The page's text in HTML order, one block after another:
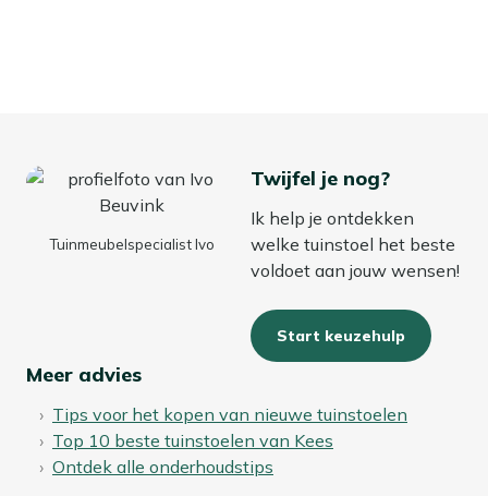
Tuinmeubelspecialist Ivo
Twijfel je nog?
Ik help je ontdekken
welke tuinstoel het beste
voldoet aan jouw wensen!
Start keuzehulp
Meer advies
Tips voor het kopen van nieuwe tuinstoelen
Top 10 beste tuinstoelen van Kees
Ontdek alle onderhoudstips